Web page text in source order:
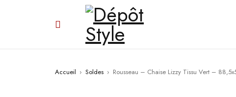
Accueil › Soldes › Rousseau – Chaise Lizzy Tissu Vert –